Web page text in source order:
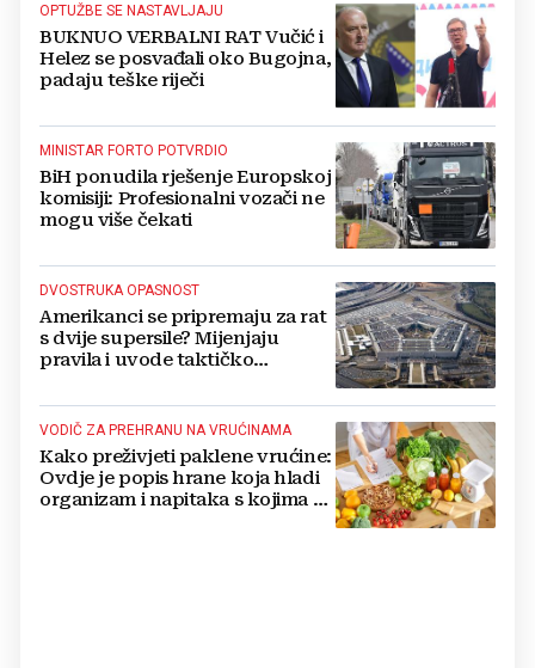
OPTUŽBE SE NASTAVLJAJU
BUKNUO VERBALNI RAT Vučić i
Helez se posvađali oko Bugojna,
padaju teške riječi
MINISTAR FORTO POTVRDIO
BiH ponudila rješenje Europskoj
komisiji: Profesionalni vozači ne
mogu više čekati
DVOSTRUKA OPASNOST
Amerikanci se pripremaju za rat
s dvije supersile? Mijenjaju
pravila i uvode taktičko
VODIČ ZA PREHRANU NA VRUĆINAMA
Kako preživjeti paklene vrućine:
Ovdje je popis hrane koja hladi
organizam i napitaka s kojima si